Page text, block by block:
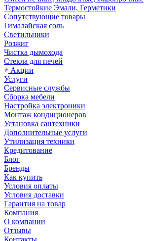
Термостойкие Эмали, Герметики
Сопутствующие товары
Гималайская соль
Светильники
Розжиг
Чистка дымохода
Стекла для печей
Акции
Услуги
Сервисные службы
Сборка мебели
Настройка электроники
Монтаж кондиционеров
Установка сантехники
Дополнительные услуги
Утилизация техники
Кредитование
Блог
Бренды
Как купить
Условия оплаты
Условия доставки
Гарантия на товар
Компания
О компании
Отзывы
Контакты